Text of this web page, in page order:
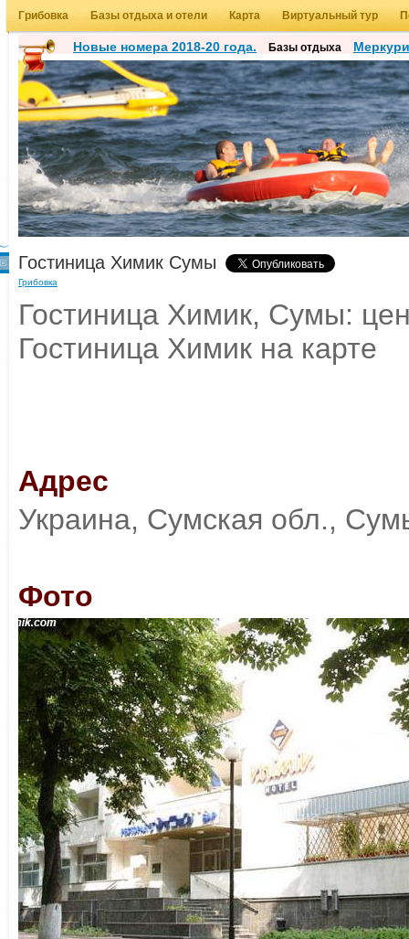
Грибовка Базы отдыха и отели Карта Виртуальный тур
Новые номера 2018-20 года. Базы отдыха
Грибовка
Гостиница Химик Сумы
Гостиница Химик, Сумы:
Гостиница Химик на карте
Адрес
Украина, Сумская обл.,
Фото